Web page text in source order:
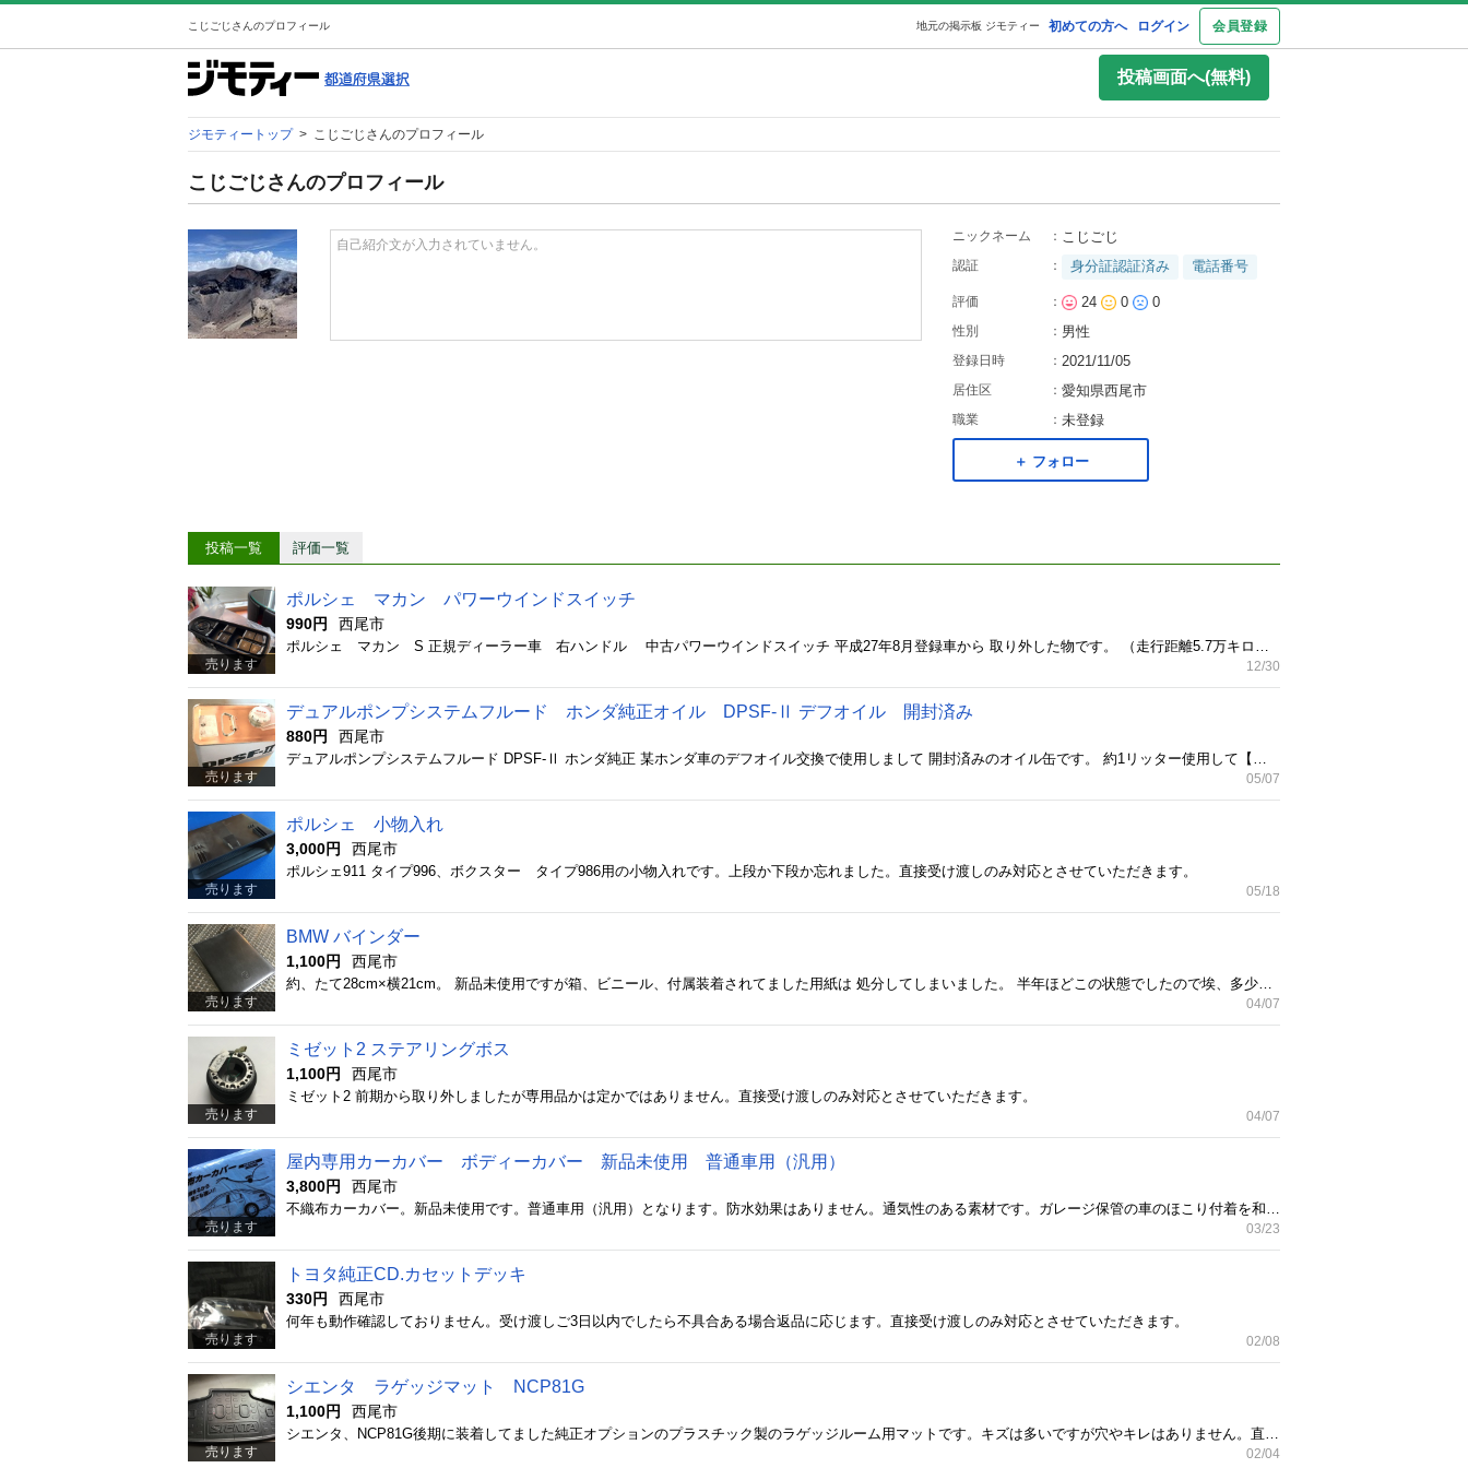
こじごじさんのプロフィール 初めての方へ ログイン 会員登録
地元の掲示板 ジモティー
投稿画面へ(無料)
ジモティートップ > こじごじさんのプロフィール
こじごじさんのプロフィール
自己紹介文が入力されていません。
ニックネーム ： こじごじ
認証 ： 身分証認証済み 電話番号
評価 ： 24 0 0
性別 ： 男性
登録日時 ： 2021/11/05
居住区 ： 愛知県西尾市
職業 ： 未登録
＋ フォロー
投稿一覧 評価一覧
売ります
ポルシェ マカン パワーウインドスイッチ
990円 西尾市
12/30
売ります
デュアルポンプシステムフルード ホンダ純正オイル DPSF-Ⅱ デフオイル 開封済み
880円 西尾市
05/07
売ります
ポルシェ 小物入れ
3,000円 西尾市
ポルシェ911 タイプ996、ボクスター タイプ986用の小物入れです。上段か下段か忘れました。直接受け渡しのみ対応とさせていただきます。
05/18
売ります
BMW バインダー
1,100円 西尾市
04/07
売ります
ミゼット2 ステアリングボス
1,100円 西尾市
ミゼット2 前期から取り外しましたが専用品かは定かではありません。直接受け渡しのみ対応とさせていただきます。
04/07
売ります
屋内専用カーカバー ボディーカバー 新品未使用 普通車用（汎用）
3,800円 西尾市
03/23
売ります
トヨタ純正CD.カセットデッキ
330円 西尾市
何年も動作確認しておりません。受け渡しご3日以内でしたら不具合ある場合返品に応じます。直接受け渡しのみ対応とさせていただきます。
02/08
売ります
シエンタ ラゲッジマット NCP81G
1,100円 西尾市
02/04